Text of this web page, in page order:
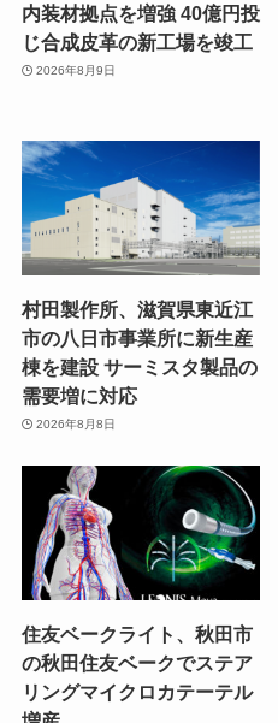
内装材拠点を増強 40億円投
じ合成皮革の新工場を竣工
2026年8月9日
村田製作所、滋賀県東近江
市の八日市事業所に新生産
棟を建設 サーミスタ製品の
需要増に対応
2026年8月8日
住友ベークライト、秋田市
の秋田住友ベークでステア
リングマイクロカテーテル